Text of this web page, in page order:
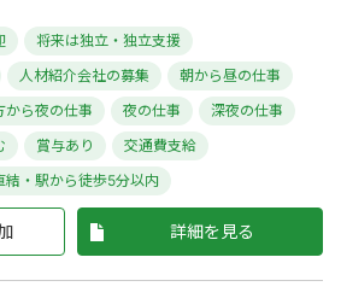
将来は独立・独立支援
人材紹介会社の募集
朝から昼の仕事
から夜の仕事 夜の仕事
深夜の仕事
賞与あり
交通費支給
結・駅から徒歩5分以内
詳細を見る